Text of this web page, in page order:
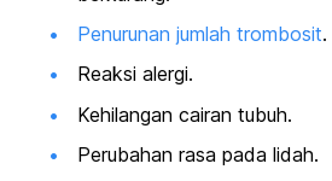
Penurunan jumlah trombosit.
Reaksi alergi.
Kehilangan cairan tubuh.
Perubahan rasa pada lidah.